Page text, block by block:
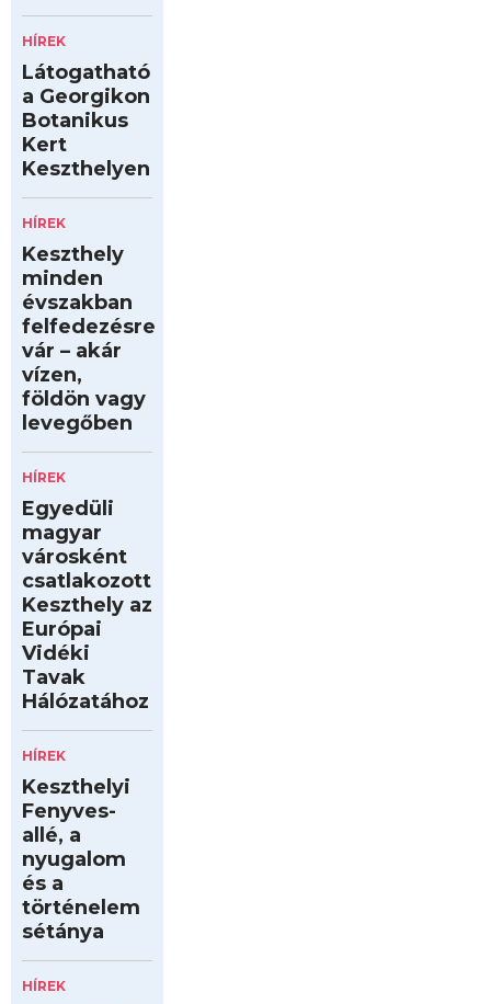
HÍREK
Látogatható
a Georgikon
Botanikus
Kert
Keszthelyen
HÍREK
Keszthely
minden
évszakban
felfedezésre
vár – akár
vízen,
földön vagy
levegőben
HÍREK
Egyedüli
magyar
városként
csatlakozott
Keszthely az
Európai
Vidéki
Tavak
Hálózatához
HÍREK
Keszthelyi
Fenyves-
allé, a
nyugalom
és a
történelem
sétánya
HÍREK